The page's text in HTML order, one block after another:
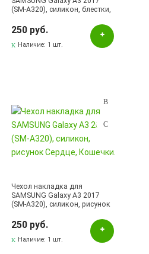
(SM-A320), силикон, блестки,
250 руб.
Наличие: 1 шт.
Чехол накладка для
SAMSUNG Galaxy A3 2017
(SM-A320), силикон, рисунок
250 руб.
Наличие: 1 шт.